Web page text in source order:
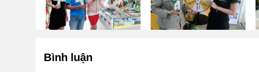
Bình luận